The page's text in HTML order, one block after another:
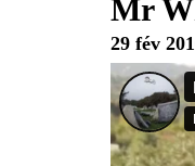
Mr
29 fév